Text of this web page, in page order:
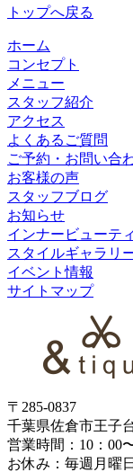
トップへ戻る
ホーム
コンセプト
メニュー
スタッフ紹介
アクセス
よくあるご質問
ご予約・お問い合
お客様の声
スタッフブログ
お知らせ
インナービューテ
スタイルギャラリ
イベント情報
サイトマップ
〒285-0837
千葉県佐倉市王子
営業時間：10：00
お休み：毎週月曜